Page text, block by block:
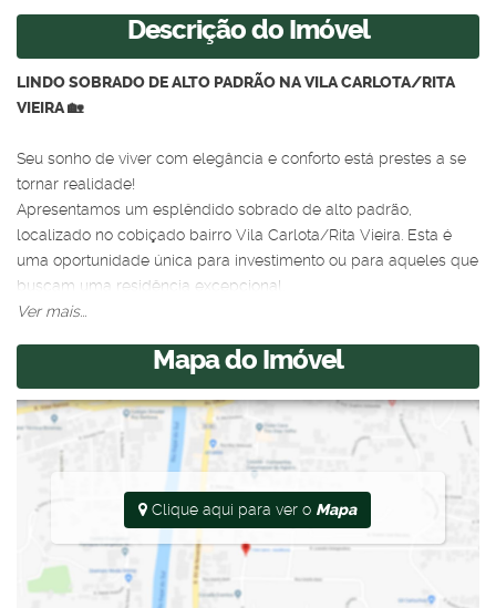
Descrição do Imóvel
LINDO SOBRADO DE ALTO PADRÃO NA VILA CARLOTA/RITA
VIEIRA 🏡
Seu sonho de viver com elegância e conforto está prestes a se
tornar realidade!
Apresentamos um esplêndido sobrado de alto padrão,
localizado no cobiçado bairro Vila Carlota/Rita Vieira. Esta é
uma oportunidade única para investimento ou para aqueles que
buscam uma residência excepcional.
📐 Área Total: 386 m²
🚩 Localização Privilegiada: Ao lado do Comper da Spipe
Calarge, próximo ao corredor gastronômico, terminal de
ônibus e o Rádio Clube. Uma localização verdadeiramente
Detalhes do Imóvel: Andar Inferior 1️⃣:
Sala de Estar Espaçosa: Com acesso ao andar superior.
Cozinha Moderna: Ilha de mármore, projeto de iluminação
diferenciada, lavanderia integrada.
2 Quartos, sendo 1 Suíte.
Ver mais...
Mapa do Imóvel
Clique aqui para ver o Mapa